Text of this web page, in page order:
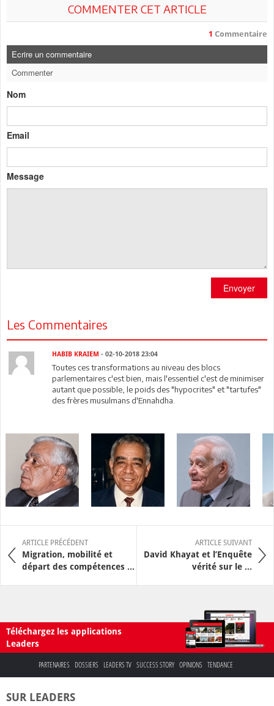
COMMENTER CET ARTICLE
1 Commentaire
Ecrire un commentaire
Commenter
Nom
Email
Message
Envoyer
Les Commentaires
HABIB KRAIEM - 02-10-2018 23:04
Toutes ces transformations au niveau des blocs
parlementaires c'est bien, mais l'essentiel c'est de minimiser
autant que possible, le poids des "hypocrites" et "tartufes"
des frères musulmans d'Ennahdha.
ARTICLE PRÉCÉDENT
Migration, mobilité et
départ des compétences ...
ARTICLE SUIVANT
David Khayat et l’Enquête
vérité sur le ...
Téléchargez les applications
Leaders
PARTENAIRES DOSSIERS LEADERS TV SUCCESS STORY OPINIONS TENDANCE
SUR LEADERS